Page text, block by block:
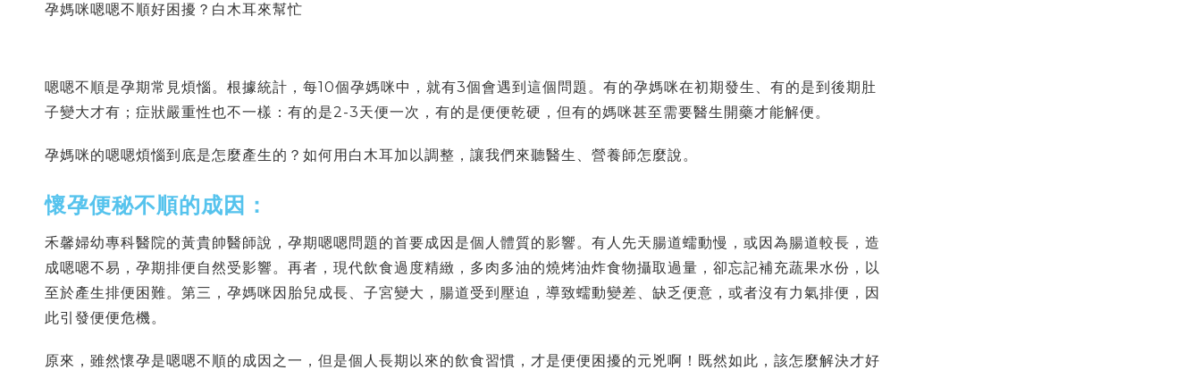
孕媽咪嗯嗯不順好困擾？白木耳來幫忙
嗯嗯不順是孕期常見煩惱。根據統計，每10個孕媽咪中，就有3個會遇到這個問題。有的孕媽咪在初期發生、有的是到後期肚
子變大才有；症狀嚴重性也不一樣：有的是2-3天便一次，有的是便便乾硬，但有的媽咪甚至需要醫生開藥才能解便。
孕媽咪的嗯嗯煩惱到底是怎麼產生的？如何用白木耳加以調整，讓我們來聽醫生、營養師怎麼說。
懷孕便秘不順的成因：
禾馨婦幼專科醫院的黃貴帥醫師說，孕期嗯嗯問題的首要成因是個人體質的影響。有人先天腸道蠕動慢，或因為腸道較長，造
成嗯嗯不易，孕期排便自然受影響。再者，現代飲食過度精緻，多肉多油的燒烤油炸食物攝取過量，卻忘記補充蔬果水份，以
至於產生排便困難。第三，孕媽咪因胎兒成長、子宮變大，腸道受到壓迫，導致蠕動變差、缺乏便意，或者沒有力氣排便，因
此引發便便危機。
原來， 雖然懷孕是嗯嗯不順的成因之一，但是個人長期以來的飲食習慣，才是便便困擾的元兇啊！ 既然如此，該怎麼解決才好